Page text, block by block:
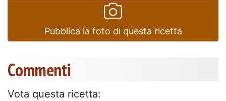
Pubblica la foto di questa ricetta
Commenti
Vota questa ricetta: